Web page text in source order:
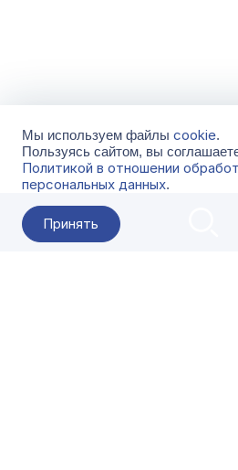
Мы используем файлы cookie.
Пользуясь сайтом, вы
Политикой в отношении
персональных данных.
Принять